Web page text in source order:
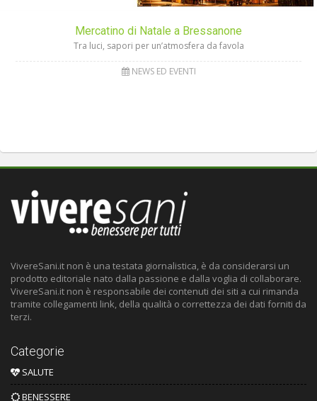
Mercatino di Natale a Bressanone
Tra luci, sapori per un’atmosfera da favola
NEWS ED EVENTI
VivereSani.it non è una testata giornalistica, è da considerarsi un
prodotto editoriale nato dalla passione e dalla voglia di collaborare.
VivereSani.it non è responsabile dei contenuti dei siti a cui rimanda
tramite collegamenti link, della qualità o correttezza dei dati forniti da
terzi.
Categorie
SALUTE
BENESSERE